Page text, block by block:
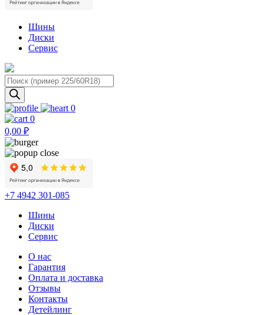
Шины
Диски
Сервис
Поиск
товаров
0
0
0,00 ₽
+7 4942 301-085
Шины
Диски
Сервис
О нас
Гарантия
Оплата и доставка
Отзывы
Контакты
Детейлинг